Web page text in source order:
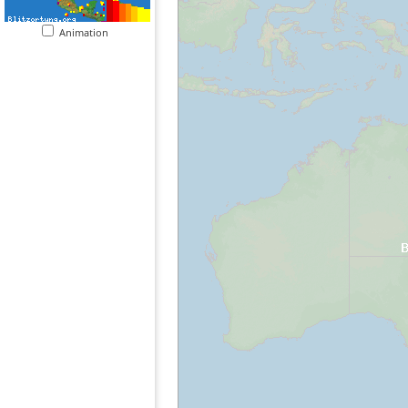
Animation